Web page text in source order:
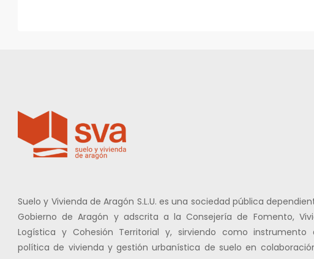
Suelo y Vivienda de Aragón S.L.U. es una sociedad pública
Gobierno de Aragón y adscrita a la Consejería de Fomento,
Logística y Cohesión Territorial y, sirviendo como instrumento
política de vivienda y gestión urbanística de suelo en